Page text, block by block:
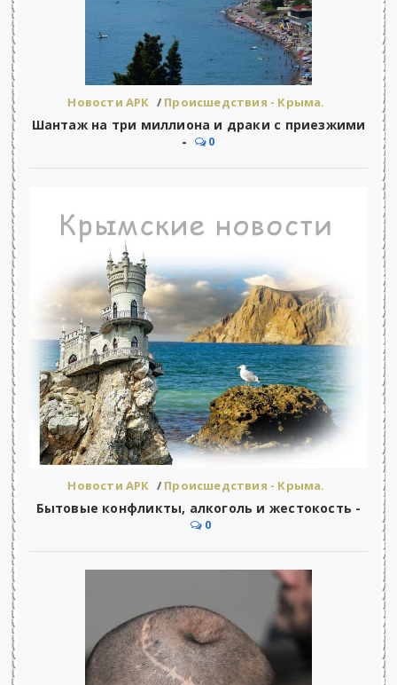
Новости АРК / Происшедствия - Крыма.
Шантаж на три миллиона и драки с приезжими
-
0
Новости АРК / Происшедствия - Крыма.
Бытовые конфликты, алкоголь и жестокость -
0